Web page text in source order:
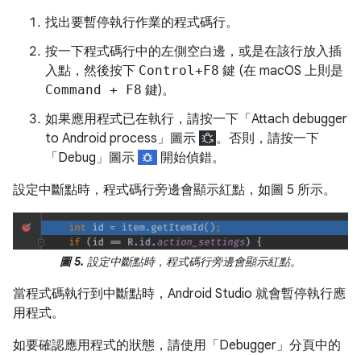
找出要暫停執行作業的程式碼行。
按一下程式碼行中的左側空白邊，或是在該行放入插
入點，然後按下 Control+F8 鍵 (在 macOS 上則是
Command + F8 鍵)。
如果應用程式已在執行，請按一下「Attach debugger
to Android process」 圖示
。否則，請按一下
「Debug」 圖示
開始偵錯。
設定中斷點時，程式碼行旁邊會顯示紅點，如圖 5 所示。
圖 5. 設定中斷點時，程式碼行旁邊會顯示紅點。
當程式碼執行到中斷點時，Android Studio 就會暫停執行應
用程式。
如要確認應用程式的狀態，請使用「Debugger」分頁中的